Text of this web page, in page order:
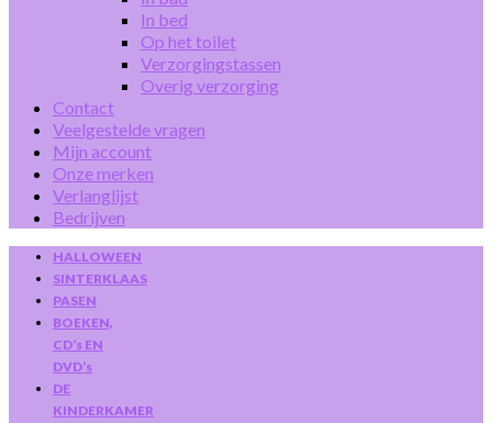
In bed
Op het toilet
Verzorgingstassen
Overig verzorging
Contact
Veelgestelde vragen
Mijn account
Onze merken
Verlanglijst
Bedrijven
HALLOWEEN
SINTERKLAAS
PASEN
BOEKEN,
CD’s EN
DVD’s
DE
KINDERKAMER